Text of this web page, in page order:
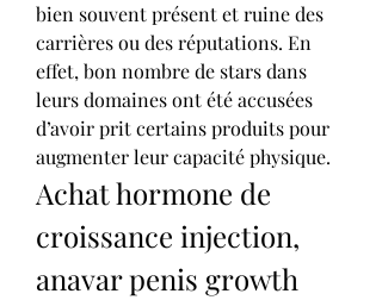
bien souvent présent et ruine des
carrières ou des réputations. En
effet, bon nombre de stars dans
leurs domaines ont été accusées
d’avoir prit certains produits pour
augmenter leur capacité physique.
Achat hormone de
croissance injection,
anavar penis growth